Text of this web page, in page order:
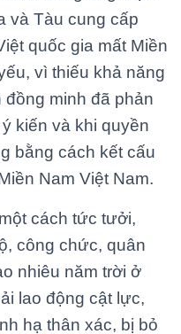
và Tàu cung cấp
quốc gia mất Miền
vì thiếu khả năng
minh đã phản
kiến và khi quyền
bằng cách kết cấu
Nam Việt Nam.
cách tức tưởi,
công chức, quân
nhiêu năm trời ở
lao động cật lực,
hạ thân xác, bị bỏ